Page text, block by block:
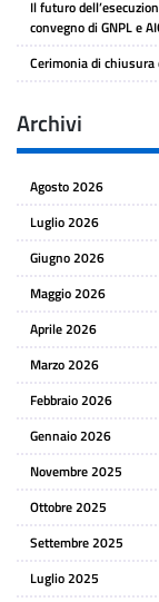
Il futuro
convegno di GNPL e
Cerimonia di
Archivi
Agosto 2026
Luglio 2026
Giugno 2026
Maggio 2026
Aprile 2026
Marzo 2026
Febbraio 2026
Gennaio 2026
Novembre 2025
Ottobre 2025
Settembre 2025
Luglio 2025